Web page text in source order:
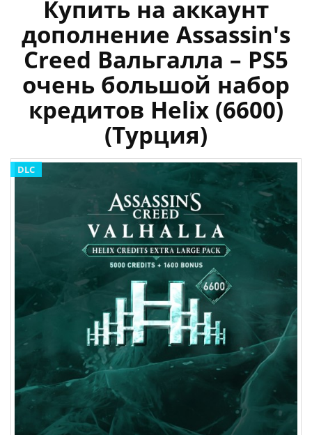
Купить на аккаунт
дополнение Assassin's
Creed Вальгалла – PS5
очень большой набор
кредитов Helix (6600)
(Турция)
DLC